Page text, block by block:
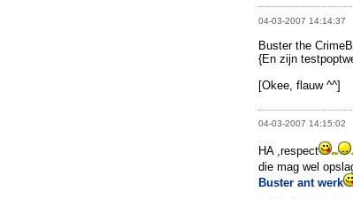
04-03-2007 14:14:37
Buster the
{En zijn
[Okee, flauw ^^]
04-03-2007 14:15:02
HA ,respect
die mag wel
Buster ant werk